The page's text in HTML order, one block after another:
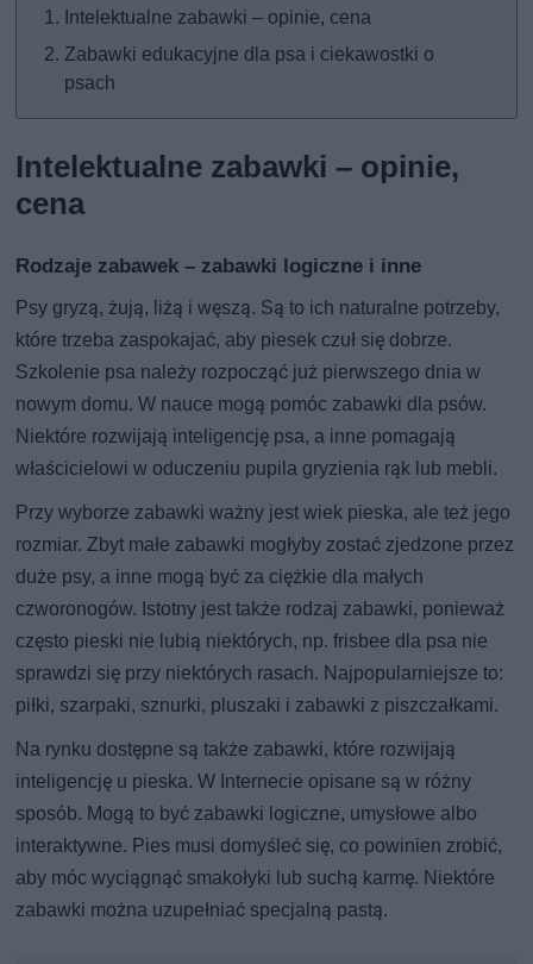
Intelektualne zabawki – opinie, cena
Zabawki edukacyjne dla psa i ciekawostki o
psach
Intelektualne zabawki – opinie,
cena
Rodzaje zabawek – zabawki logiczne i inne
Psy gryzą, żują, liżą i węszą. Są to ich naturalne potrzeby,
które trzeba zaspokajać, aby piesek czuł się dobrze.
Szkolenie psa należy rozpocząć już pierwszego dnia w
nowym domu. W nauce mogą pomóc zabawki dla psów.
Niektóre rozwijają inteligencję psa, a inne pomagają
właścicielowi w oduczeniu pupila gryzienia rąk lub mebli.
Przy wyborze zabawki ważny jest wiek pieska, ale też jego
rozmiar. Zbyt małe zabawki mogłyby zostać zjedzone przez
duże psy, a inne mogą być za ciężkie dla małych
czworonogów. Istotny jest także rodzaj zabawki, ponieważ
często pieski nie lubią niektórych, np. frisbee dla psa nie
sprawdzi się przy niektórych rasach. Najpopularniejsze to:
piłki, szarpaki, sznurki, pluszaki i zabawki z piszczałkami.
Na rynku dostępne są także zabawki, które rozwijają
inteligencję u pieska. W Internecie opisane są w różny
sposób. Mogą to być zabawki logiczne, umysłowe albo
interaktywne. Pies musi domyśleć się, co powinien zrobić,
aby móc wyciągnąć smakołyki lub suchą karmę. Niektóre
zabawki można uzupełniać specjalną pastą.